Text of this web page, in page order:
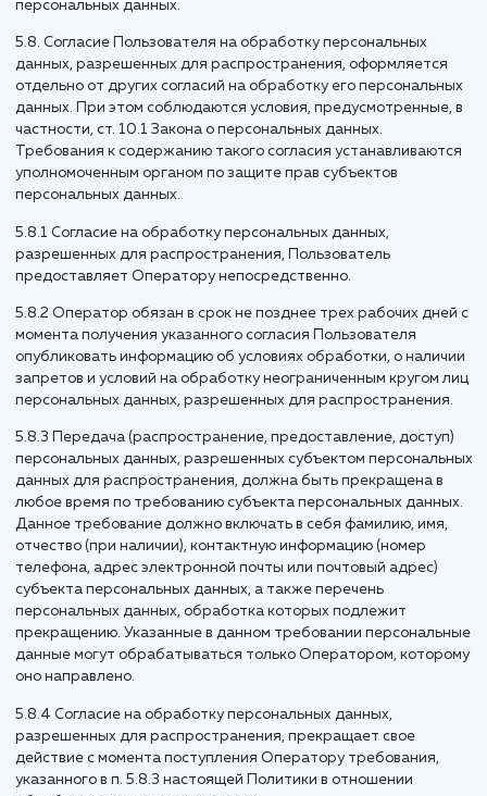
данные
Пользователя
5.1.Фамилия, имя, отчество.
5.2.Электронный адрес.
5.3.Номера телефонов.
5.4. Также на сайте происходит сбор и обработка
обезличенных данных о посетителях (в т.ч. файлов cookie)
помощью сервисов интернет-статистики (Яндекс
Гугл Аналитика и других).
5.5. Вышеперечисленные данные далее по тексту
5.6. Обработка специальных категорий персональных
касающихся расовой, национальной принадлежности,
политических взглядов, религиозных или философских
убеждений, интимной жизни, Оператором не
5.7. Обработка персональных данных, разрешенных для
распространения, из числа специальных категорий
персональных данных, указанных в ч. 1 ст. 10 Закона о
персональных данных, допускается, если соблюдаются
запреты и условия, предусмотренные ст. 10.1 Закона о
5.8. Согласие Пользователя на обработку персональных
данных, разрешенных для распространения,
отдельно от других согласий на обработку его